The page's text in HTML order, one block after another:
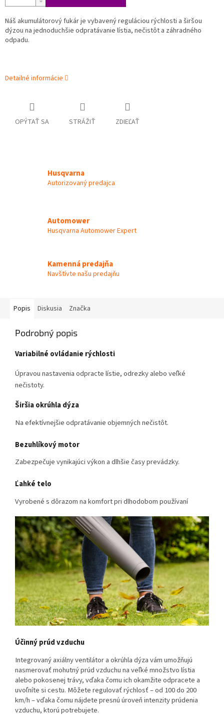
Náš akumulátorový fukár je vybavený reguláciou rýchlosti a širšou
dýzou na jednoduchšie odpratávanie lístia, nečistôt a záhradného
odpadu.
Detailné informácie
OPÝTAŤ SA STRÁŽIŤ ZDIEĽAŤ
Husqvarna
Autorizovaný predajca
Automower
Husqvarna Automower Expert
Kamenná predajňa
Navštívte našu predajňu
Popis Diskusia Značka
Podrobný popis
Variabilné ovládanie rýchlosti
Úpravou nastavenia odpracte lístie, odrezky alebo veľké
nečistoty.
Širšia okrúhla dýza
Na efektívnejšie odpratávanie objemných nečistôt.
Bezuhlíkový motor
Zabezpečuje vynikajúci výkon a dlhšie časy prevádzky.
Ľahké telo
Vyrobené s dôrazom na komfort pri dlhodobom používaní
Účinný prúd vzduchu
Integrovaný axiálny ventilátor a okrúhla dýza vám umožňujú
nasmerovať mohutný prúd vzduchu na veľké množstvo lístia
alebo pokosenej trávy, vďaka čomu ich okamžite odpracete a
uvoľníte si cestu. Môžete regulovať rýchlosť – od 100 do 200
km/h – vďaka čomu nájdete presnú úroveň intenzity prúdenia
vzduchu, ktorú potrebujete.